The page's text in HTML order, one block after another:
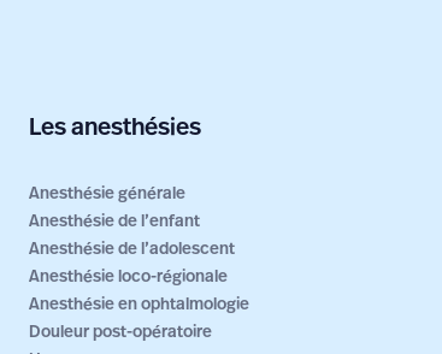
Les anesthésies
Anesthésie générale
Anesthésie de l’enfant
Anesthésie de l’adolescent
Anesthésie loco-régionale
Anesthésie en ophtalmologie
Douleur post-opératoire